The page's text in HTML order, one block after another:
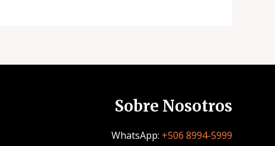
Sobre Nosotros
WhatsApp: +506 8994-5999